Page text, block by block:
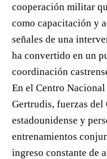
cooperación militar
como capacitación y
señales de una
ha convertido en un
coordinación
En el Centro
Gertrudis, fuerzas
estadounidense y
entrenamientos
ingreso constante de